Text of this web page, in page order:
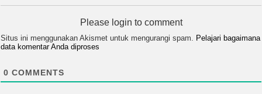
Please login to comment
Situs ini menggunakan Akismet untuk mengurangi spam. Pelajari bagaimana
data komentar Anda diproses
0 COMMENTS